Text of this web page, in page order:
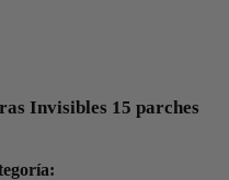
Invisibles 15 parches